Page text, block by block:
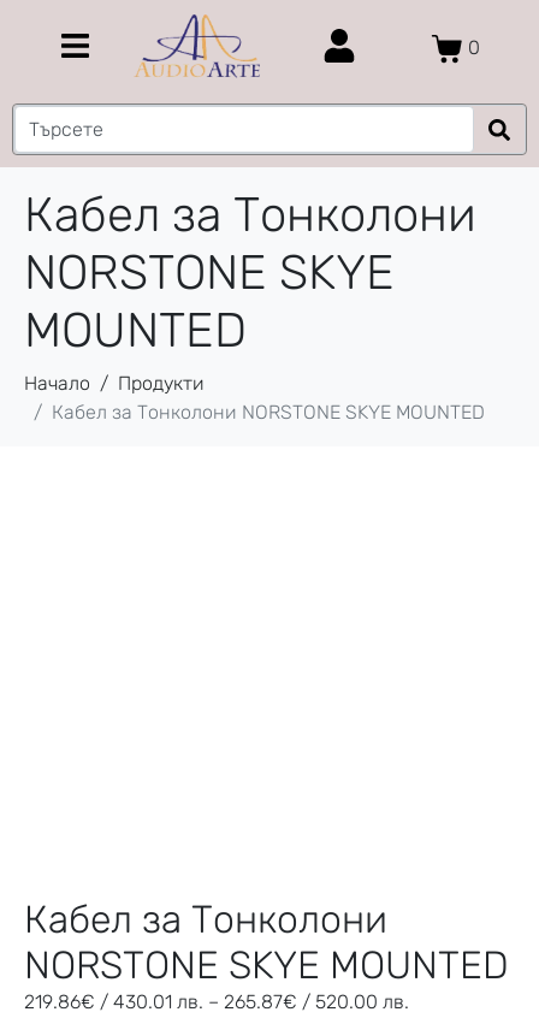
0
Кабел за Тонколони
NORSTONE SKYE
MOUNTED
Начало
Продукти
Кабел за Тонколони NORSTONE SKYE MOUNTED
Кабел за Тонколони
NORSTONE SKYE MOUNTED
219.86€ / 430.01 лв. – 265.87€ / 520.00 лв.